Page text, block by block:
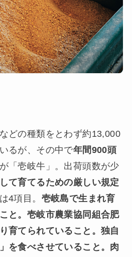
どの種類をとわず約13,000
るが、その中で年間900頭
「壱岐牛」。出荷頭数が少
て育てるための厳しい規定
4項目。 壱岐島で生まれ育
と。壱岐市農業協同組合肥
育てられていること。独自
を食べさせていること。肉